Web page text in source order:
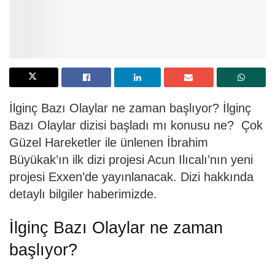
İlginç Bazı Olaylar ne zaman başlıyor? İlginç
Bazı Olaylar dizisi başladı mı konusu ne? Çok
Güzel Hareketler ile ünlenen İbrahim
Büyükak’ın ilk dizi projesi Acun Ilıcalı’nın yeni
projesi Exxen’de yayınlanacak. Dizi hakkında
detaylı bilgiler haberimizde.
İlginç Bazı Olaylar ne zaman
başlıyor?